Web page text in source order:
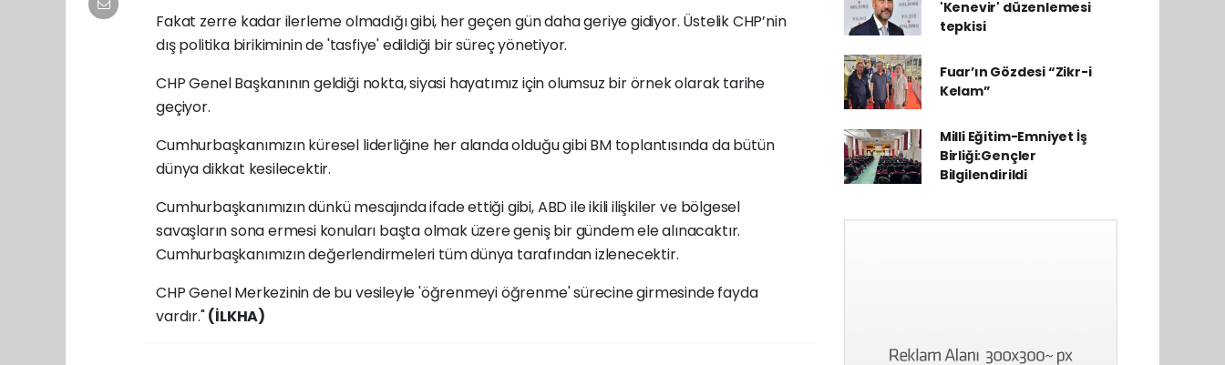
Fakat zerre kadar ilerleme olmadığı gibi, her geçen gün daha geriye gidiyor. Üstelik CHP’nin
dış politika birikiminin de 'tasfiye' edildiği bir süreç yönetiyor.
CHP Genel Başkanının geldiği nokta, siyasi hayatımız için olumsuz bir örnek olarak tarihe
geçiyor.
Cumhurbaşkanımızın küresel liderliğine her alanda olduğu gibi BM toplantısında da bütün
dünya dikkat kesilecektir.
Cumhurbaşkanımızın dünkü mesajında ifade ettiği gibi, ABD ile ikili ilişkiler ve bölgesel
savaşların sona ermesi konuları başta olmak üzere geniş bir gündem ele alınacaktır.
Cumhurbaşkanımızın değerlendirmeleri tüm dünya tarafından izlenecektir.
CHP Genel Merkezinin de bu vesileyle 'öğrenmeyi öğrenme' sürecine girmesinde fayda
vardır."(İLKHA)
'Kenevir' düzenlemesi
tepkisi
Fuar’ın Gözdesi “Zikr-i
Kelam”
Milli Eğitim-Emniyet İş
Birliği:Gençler
Bilgilendirildi